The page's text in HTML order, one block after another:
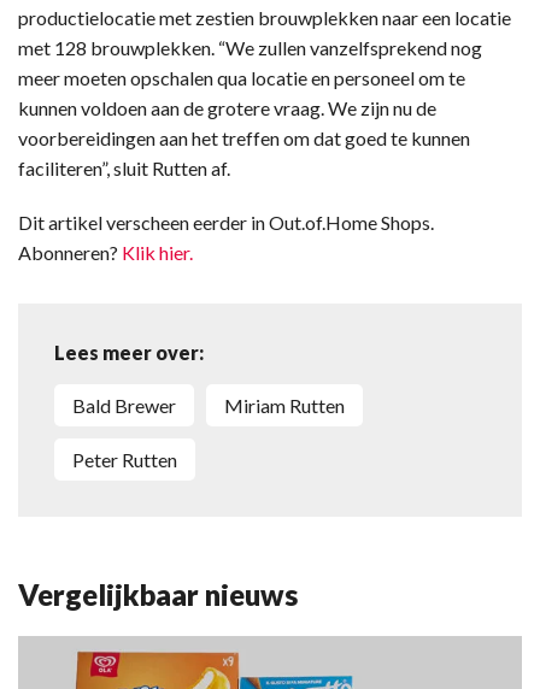
productielocatie met zestien brouwplekken naar een locatie
met 128 brouwplekken. “We zullen vanzelfsprekend nog
meer moeten opschalen qua locatie en personeel om te
kunnen voldoen aan de grotere vraag. We zijn nu de
voorbereidingen aan het treffen om dat goed te kunnen
faciliteren”, sluit Rutten af.
Dit artikel verscheen eerder in Out.of.Home Shops.
Abonneren? Klik hier.
Lees meer over:
Bald Brewer Miriam Rutten
Peter Rutten
Vergelijkbaar nieuws